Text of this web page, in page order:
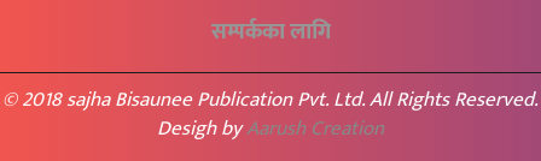
सम्पर्कका लागि
© 2018 sajha Bisaunee Publication Pvt. Ltd. All Rights Reserved.
Desigh byAarush Creation